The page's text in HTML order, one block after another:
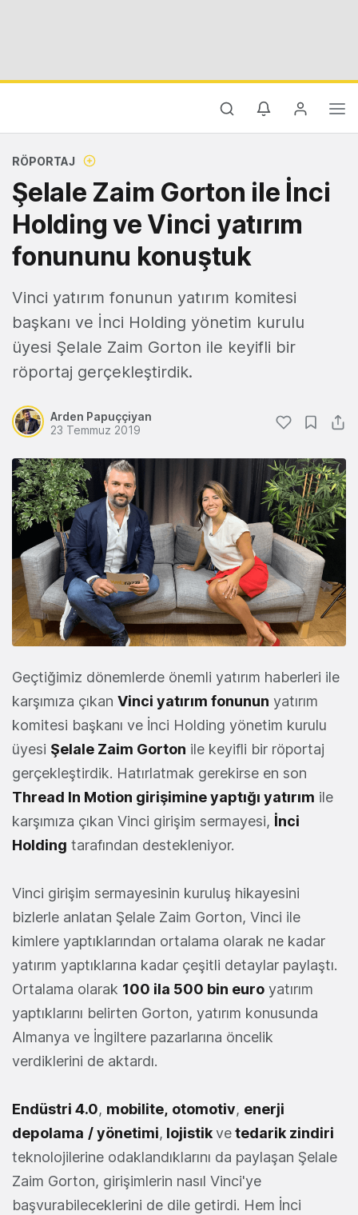
RÖPORTAJ
Şelale Zaim Gorton ile İnci
Holding ve Vinci yatırım
fonununu konuştuk
Vinci yatırım fonunun yatırım komitesi
başkanı ve İnci Holding yönetim kurulu
üyesi Şelale Zaim Gorton ile keyifli bir
röportaj gerçekleştirdik.
Arden Papuççiyan
23 Temmuz 2019
Geçtiğimiz dönemlerde önemli yatırım haberleri ile
karşımıza çıkan Vinci yatırım fonunun yatırım
komitesi başkanı ve İnci Holding yönetim kurulu
üyesi Şelale Zaim Gorton ile keyifli bir röportaj
gerçekleştirdik. Hatırlatmak gerekirse en son
Thread In Motion girişimine yaptığı yatırım ile
karşımıza çıkan Vinci girişim sermayesi, İnci
Holding tarafından destekleniyor.
Vinci girişim sermayesinin kuruluş hikayesini
bizlerle anlatan Şelale Zaim Gorton, Vinci ile
kimlere yaptıklarından ortalama olarak ne kadar
yatırım yaptıklarına kadar çeşitli detaylar paylaştı.
Ortalama olarak 100 ila 500 bin euro yatırım
yaptıklarını belirten Gorton, yatırım konusunda
Almanya ve İngiltere pazarlarına öncelik
verdiklerini de aktardı.
Endüstri 4.0, mobilite, otomotiv, enerji
depolama / yönetimi, lojistikvetedarik zindiri
teknolojilerine odaklandıklarını da paylaşan Şelale
Zaim Gorton, girişimlerin nasıl Vinci'ye
başvurabileceklerini de dile getirdi. Hem İnci